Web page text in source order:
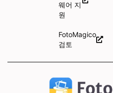
웨어 지
원
FotoMagico
검토